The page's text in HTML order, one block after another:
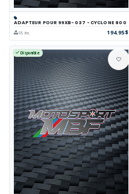
ADAPTEUR POUR 99XB-037 -CYCLONE 800
18 inv. 194.95$
Disponible